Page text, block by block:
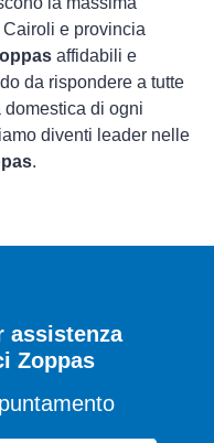
e provincia
affidabili e
da rispondere a tutte
domestica di ogni
diventi leader nelle
.
assistenza
Zoppas